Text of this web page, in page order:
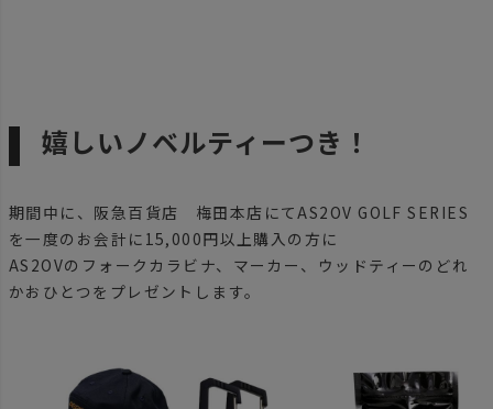
嬉しいノベルティーつき！
期間中に、阪急百貨店 梅田本店にてAS2OV GOLF SERIES
を一度のお会計に15,000円以上購入の方に
AS2OVのフォークカラビナ、マーカー、ウッドティーのどれ
かおひとつをプレゼントします。